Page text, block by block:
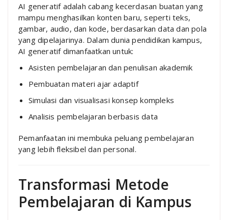
AI generatif adalah cabang kecerdasan buatan yang
mampu menghasilkan konten baru, seperti teks,
gambar, audio, dan kode, berdasarkan data dan pola
yang dipelajarinya. Dalam dunia pendidikan kampus,
AI generatif dimanfaatkan untuk:
Asisten pembelajaran dan penulisan akademik
Pembuatan materi ajar adaptif
Simulasi dan visualisasi konsep kompleks
Analisis pembelajaran berbasis data
Pemanfaatan ini membuka peluang pembelajaran
yang lebih fleksibel dan personal.
Transformasi Metode
Pembelajaran di Kampus